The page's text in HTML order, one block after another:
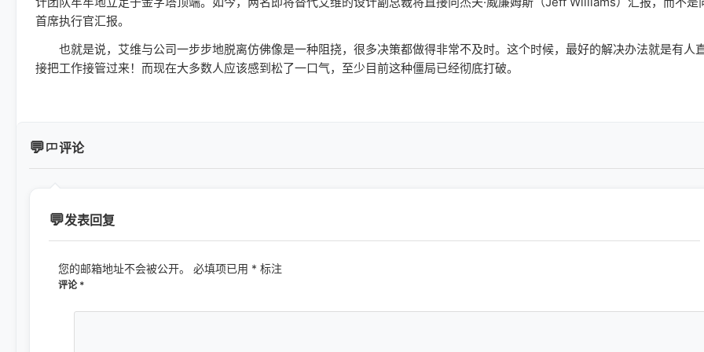
首席执行官汇报。
也就是说，艾维与公司一步步地脱离仿佛像是一种阻挠，很多决策都做得非常不及时。这个时候，最好的解决办法就是有人
接把工作接管过来！而现在大多数人应该感到松了一口气，至少目前这种僵局已经彻底打破。
评论
发表回复
您的邮箱地址不会被公开。 必填项已用 * 标注
评论 *